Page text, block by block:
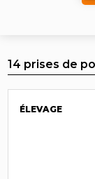
14 prises de
ÉLEVAGE